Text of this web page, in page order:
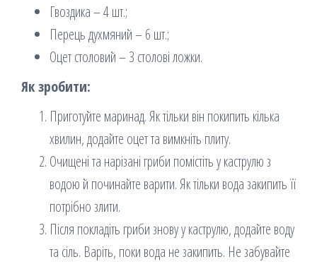
Гвоздика – 4 шт.;
Перець духмяний – 6 шт.;
Оцет столовий – 3 столові ложки.
Як зробити:
Приготуйте маринад. Як тільки він покипить кілька
хвилин, додайте оцет та вимкніть плиту.
Очищені та нарізані гриби помістіть у каструлю з
водою й починайте варити. Як тільки вода закипить її
потрібно злити.
Після покладіть гриби знову у каструлю, додайте воду
та сіль. Варіть, поки вода не закипить. Не забувайте